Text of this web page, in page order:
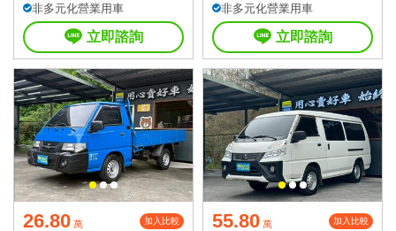
非多元化營業用車
立即諮詢
非多元化營業用車
立即諮詢
26.80 萬 加入比較 55.80 萬 加入比較